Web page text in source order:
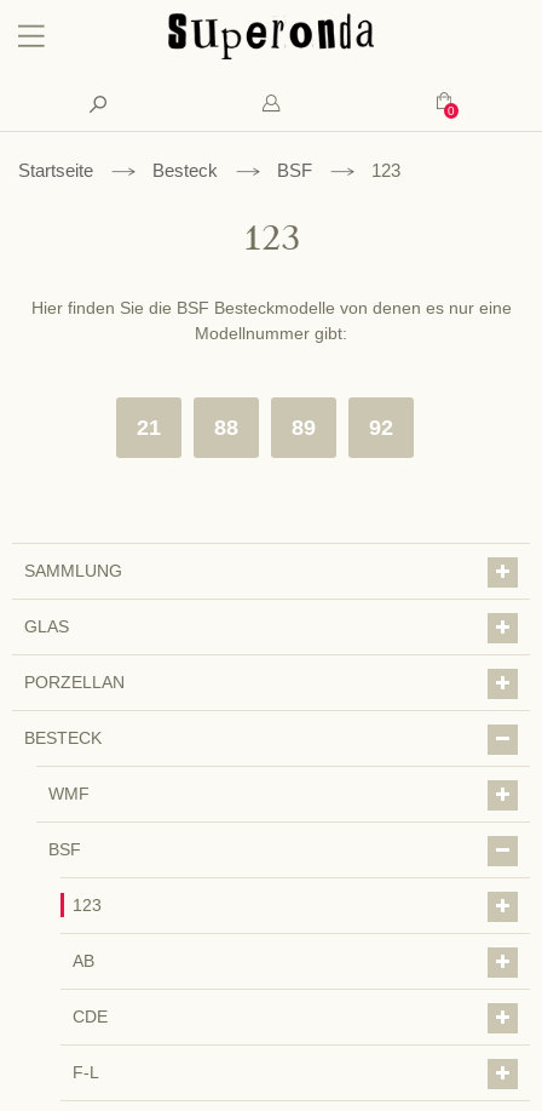
Konto
Mein
Suche
Startseite Besteck BSF 123
123
Hier finden Sie die BSF Besteckmodelle von denen es nur eine
Modellnummer gibt:
21 88 89 92
SAMMLUNG
GLAS
PORZELLAN
BESTECK
WMF
BSF
123
AB
CDE
F-L